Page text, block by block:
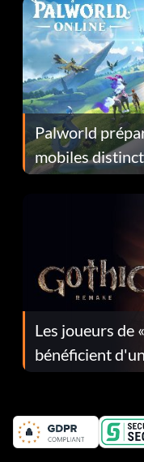
Palworld
mobiles
Les joueurs de
bénéficient
corrections